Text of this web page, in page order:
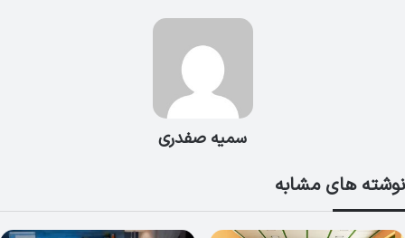
سمیه صفدری
نوشته های مشابه